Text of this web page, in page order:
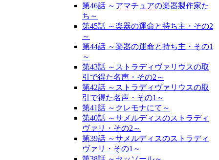
第46話 ～アマチュアの楽器製作家た
ち～
第45話 ～楽器の運命と持ち主・その2
～
第44話 ～楽器の運命と持ち主・その1
～
第43話 ～ストラディヴァリウスの取
引で得た名声・その2～
第42話 ～ストラディヴァリウスの取
引で得た名声・その1～
第41話 ～クレモナにて～
第40話 ～サメルディスのストラディ
ヴァリ・その2～
第39話 ～サメルディスのストラディ
ヴァリ・その1～